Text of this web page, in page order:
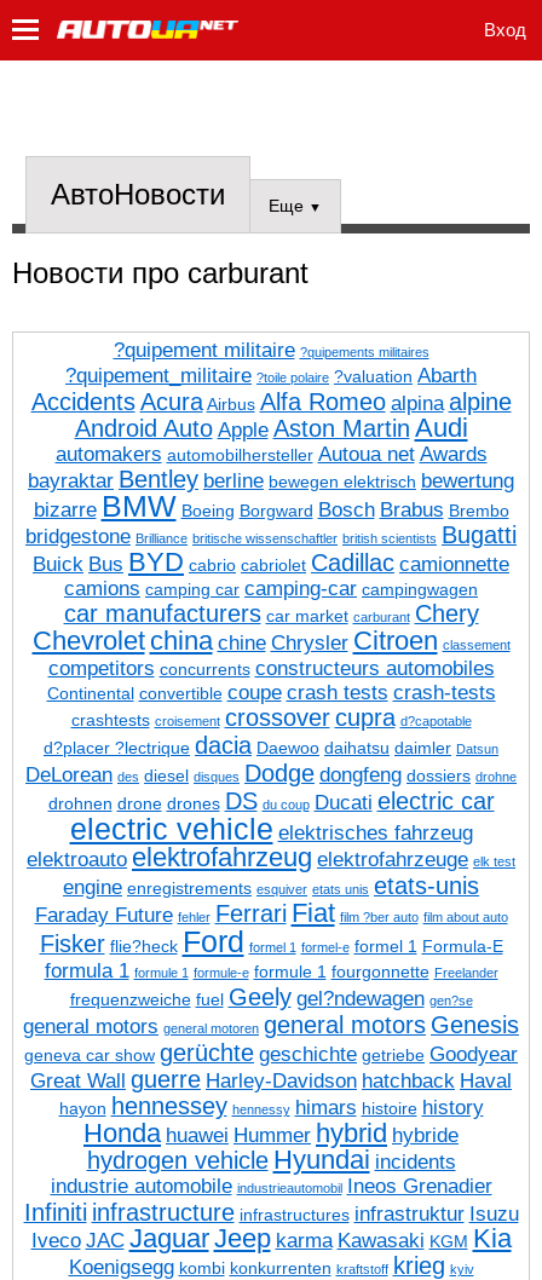
Вход
АвтоНовости Еще ▼
Новости про carburant
?quipement militaire ?quipements militaires
?quipement_militaire ?toile polaire ?valuation Abarth
Accidents Acura Airbus Alfa Romeo alpina alpine
Android Auto Apple Aston Martin Audi
automakers automobilhersteller Autoua net Awards
bayraktar Bentley berline bewegen elektrisch bewertung
bizarre BMW Boeing Borgward Bosch Brabus Brembo
bridgestone Brilliance britische wissenschaftler british scientists Bugatti
Buick Bus BYD cabrio cabriolet Cadillac camionnette
camions camping car camping-car campingwagen
car manufacturers car market carburant Chery
Chevrolet china chine Chrysler Citroen classement
competitors concurrents constructeurs automobiles
Continental convertible coupe crash tests crash-tests
crashtests croisement crossover cupra d?capotable
d?placer ?lectrique dacia Daewoo daihatsu daimler Datsun
DeLorean des diesel disques Dodge dongfeng dossiers drohne
drohnen drone drones DS du coup Ducati electric car
electric vehicle elektrisches fahrzeug
elektroauto elektrofahrzeug elektrofahrzeuge elk test
engine enregistrements esquiver etats unis etats-unis
Faraday Future fehler Ferrari Fiat film ?ber auto film about auto
Fisker flie?heck Ford formel 1 formel-e formel 1 Formula-E
formula 1 formule 1 formule-e formule 1 fourgonnette Freelander
frequenzweiche fuel Geely gel?ndewagen gen?se
general motors general motoren general motors Genesis
geneva car show gerüchte geschichte getriebe Goodyear
Great Wall guerre Harley-Davidson hatchback Haval
hayon hennessey hennessy himars histoire history
Honda huawei Hummer hybrid hybride
hydrogen vehicle Hyundai incidents
industrie automobile industrieautomobil Ineos Grenadier
Infiniti infrastructure infrastructures infrastruktur Isuzu
Iveco JAC JaguarJeep karma Kawasaki KGM Kia
Koenigsegg kombi konkurrenten kraftstoff krieg kyiv